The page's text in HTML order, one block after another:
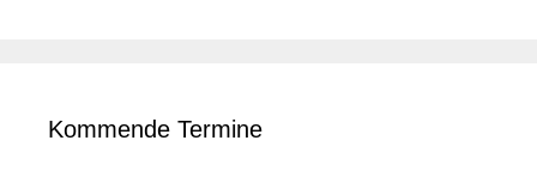
Kommende Termine